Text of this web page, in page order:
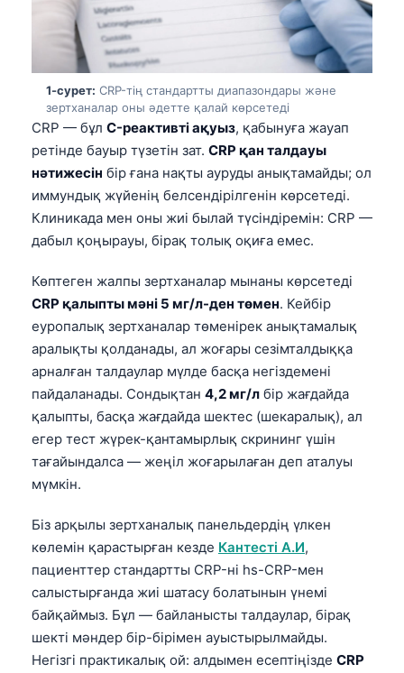
1-сурет: CRP-тің стандартты диапазондары және
зертханалар оны әдетте қалай көрсетеді
CRP — бұл C-реактивті ақуыз, қабынуға жауап
ретінде бауыр түзетін зат. CRP қан талдауы
нәтижесін бір ғана нақты ауруды анықтамайды; ол
иммундық жүйенің белсендірілгенін көрсетеді.
Клиникада мен оны жиі былай түсіндіремін: CRP —
дабыл қоңырауы, бірақ толық оқиға емес.
Көптеген жалпы зертханалар мынаны көрсетеді
CRP қалыпты мәні 5 мг/л-ден төмен. Кейбір
еуропалық зертханалар төменірек анықтамалық
аралықты қолданады, ал жоғары сезімталдыққа
арналған талдаулар мүлде басқа негіздемені
пайдаланады. Сондықтан 4,2 мг/л бір жағдайда
қалыпты, басқа жағдайда шектес (шекаралық), ал
егер тест жүрек-қантамырлық скрининг үшін
тағайындалса — жеңіл жоғарылаған деп аталуы
мүмкін.
Біз арқылы зертханалық панельдердің үлкен
көлемін қарастырған кезде Кантесті А.И,
пациенттер стандартты CRP-ні hs-CRP-мен
салыстырғанда жиі шатасу болатынын үнемі
байқаймыз. Бұл — байланысты талдаулар, бірақ
шекті мәндер бір-бірімен ауыстырылмайды.
Негізгі практикалық ой: алдымен есептіңізде CRP